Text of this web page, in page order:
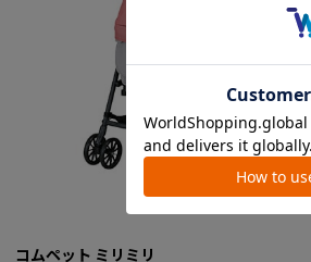
コムペット ミリミリ